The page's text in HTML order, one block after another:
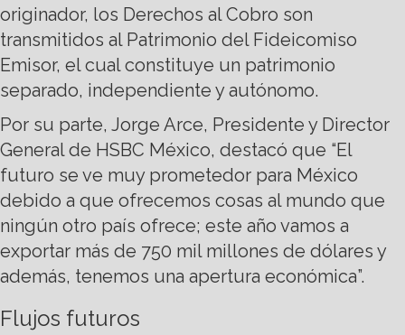
originador, los Derechos al Cobro son
transmitidos al Patrimonio del Fideicomiso
Emisor, el cual constituye un patrimonio
separado, independiente y autónomo.
Por su parte, Jorge Arce, Presidente y Director
General de HSBC México, destacó que “El
futuro se ve muy prometedor para México
debido a que ofrecemos cosas al mundo que
ningún otro país ofrece; este año vamos a
exportar más de 750 mil millones de dólares y
además, tenemos una apertura económica”.
Flujos futuros